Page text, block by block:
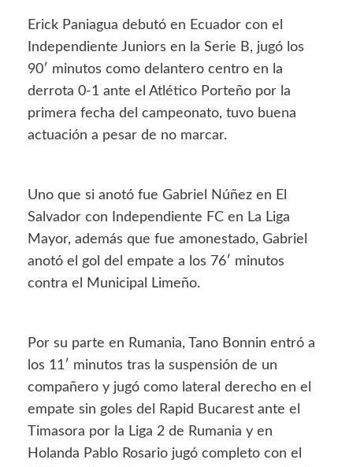
Erick Paniagua debutó en Ecuador con el
Independiente Juniors en la Serie B, jugó los
90′ minutos como delantero centro en la
derrota 0-1 ante el Atlético Porteño por la
primera fecha del campeonato, tuvo buena
actuación a pesar de no marcar.
Uno que si anotó fue Gabriel Núñez en El
Salvador con Independiente FC en La Liga
Mayor, además que fue amonestado, Gabriel
anotó el gol del empate a los 76′ minutos
contra el Municipal Limeño.
Por su parte en Rumania, Tano Bonnin entró a
los 11′ minutos tras la suspensión de un
compañero y jugó como lateral derecho en el
empate sin goles del Rapid Bucarest ante el
Timasora por la Liga 2 de Rumania y en
Holanda Pablo Rosario jugó completo con el